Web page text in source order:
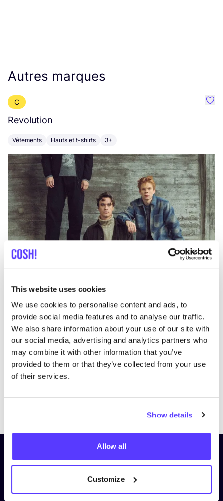
This website uses cookies
We use cookies to personalise content and ads, to
provide social media features and to analyse our traffic.
We also share information about your use of our site with
our social media, advertising and analytics partners who
may combine it with other information that you’ve
provided to them or that they’ve collected from your use
of their services.
Show details
Allow all
Customize
Autres marques
C
Revolution
Vêtements Hauts et t-shirts 3+
Inscrivez-vous à notre lettre
d’information et restez informé !
Nom*